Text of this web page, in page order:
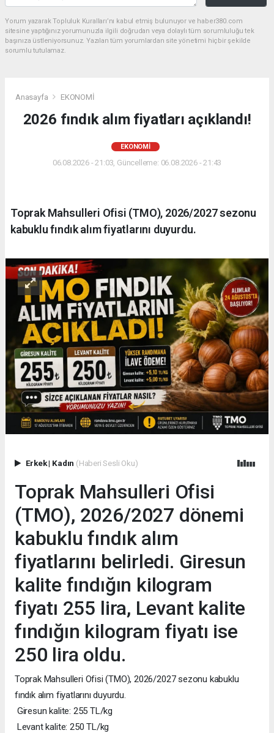
Yorum yazarak Topluluk Kuralları’nı kabul etmiş bulunuyor ve haber380.com
sitesine yaptığınız yorumunuzla ilgili doğrudan veya dolaylı tüm sorumluluğu tek
başınıza üstleniyorsunuz. Yazılan tüm yorumlardan site yönetimi hiçbir şekilde
sorumlu tutulamaz.
Anasayfa EKONOMİ
2026 fındık alım fiyatları açıklandı!
EKONOMİ
06.08.2026 - 21:03, Güncelleme: 06.08.2026 - 21:43
Toprak Mahsulleri Ofisi (TMO), 2026/2027 sezonu
kabuklu fındık alım fiyatlarını duyurdu.
Erkek| Kadın (Haberi Sesli Oku)
Toprak Mahsulleri Ofisi
(TMO), 2026/2027 dönemi
kabuklu fındık alım
fiyatlarını belirledi. Giresun
kalite fındığın kilogram
fiyatı 255 lira, Levant kalite
fındığın kilogram fiyatı ise
250 lira oldu.
Toprak Mahsulleri Ofisi (TMO), 2026/2027 sezonu kabuklu
fındık alım fiyatlarını duyurdu.
Giresun kalite: 255 TL/kg
Levant kalite: 250 TL/kg